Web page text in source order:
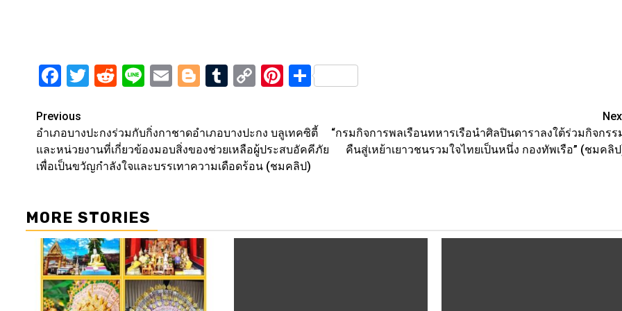
Facebook
Twitter
Reddit
LineEmailBlogger
Tumblr
CopyPinterest
Share
Post
navigation
Previous
อำเภอบางปะกงร่วมกับกิ่งกาชาดอำเภอบางปะกง บลูเทคซิตี้
และหน่วยงานที่เกี่ยวข้องมอบสิ่งของช่วยเหลือผู้ประสบอัคคีภัย
เพื่อเป็นขวัญกำลังใจและบรรเทาความเดือดร้อน (ชมคลิป)
“กรมกิจการพลเรือนทหารเรือนำศิลปินดาราลงใต้ร่วมกิจกรร
คืนสู่เหย้าเยาวชนรวมใจไทยเป็นหนึ่ง กองทัพเรือ” (ชมคลิ
MORE STORIES